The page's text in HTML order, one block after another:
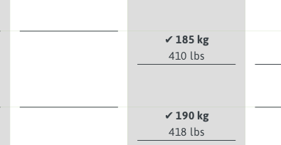
✔ 185 kg
410 lbs
✔190 kg
418 lbs